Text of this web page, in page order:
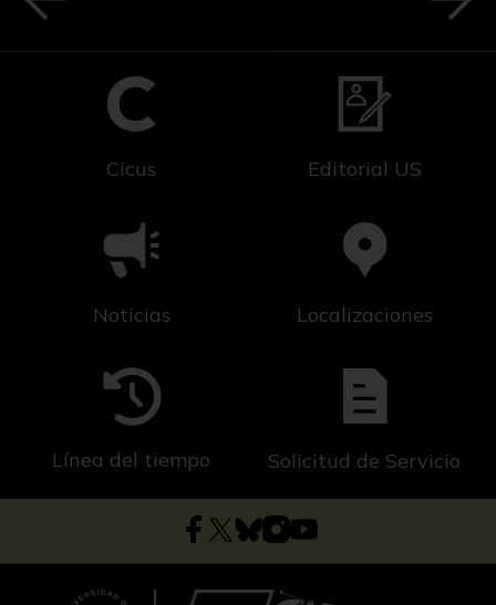
Cicus Editorial US
Noticias Localizaciones
Línea del tiempo Solicitud de Servicio